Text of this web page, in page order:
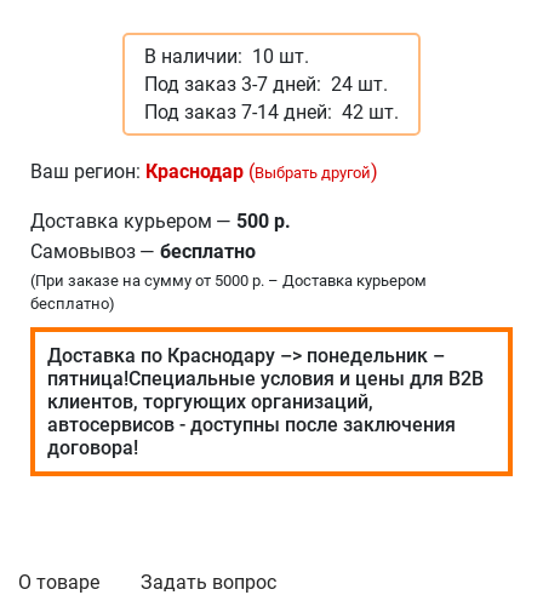
В наличии: 10 шт.
Под заказ 3-7 дней: 24 шт.
Под заказ 7-14 дней: 42 шт.
Ваш регион: Краснодар (Выбрать другой)
Доставка курьером — 500 р.
Самовывоз — бесплатно
(При заказе на сумму от 5000 р. – Доставка курьером
бесплатно)
Доставка по Краснодару –> понедельник –
пятница!Специальные условия и цены для В2В
клиентов, торгующих организаций,
автосервисов - доступны после заключения
договора!
О товаре Задать вопрос